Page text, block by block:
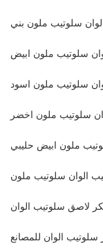
سلوتيب ملون بني
سلوتيب ملون ابيض
سلوتيب ملون اسود
سلوتيب ملون اخضر
ملون ابيض حليبي
الوان سلوتيب ملون
لاصق سلوتيب الوان
سلوتيب الوان للمصانع